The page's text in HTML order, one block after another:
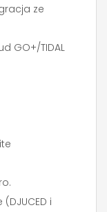
ze
GO+/TIDAL
i